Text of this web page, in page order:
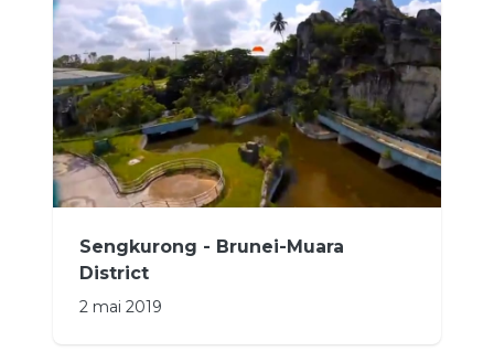
Sengkurong - Brunei-Muara
District
2 mai 2019